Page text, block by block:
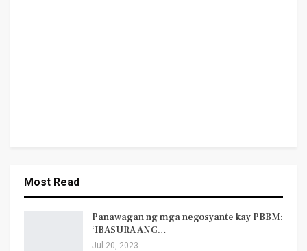
Most Read
Panawagan ng mga negosyante kay PBBM:
‘IBASURA ANG…
Jul 20, 2023